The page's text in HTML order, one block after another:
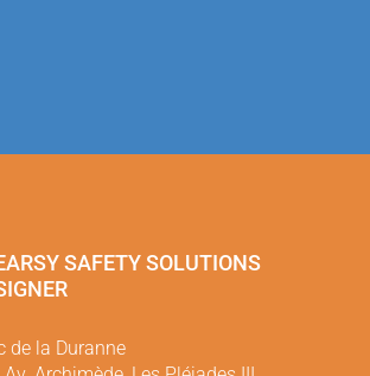
SAFETY SOLUTIONS
de la Duranne